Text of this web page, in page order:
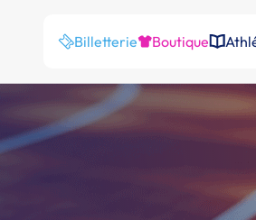
Billetterie Boutique